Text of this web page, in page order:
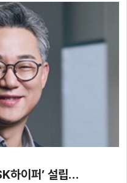
하이퍼’ 설립…